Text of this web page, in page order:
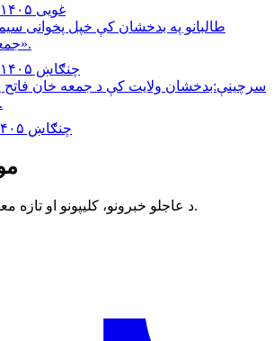
۲۱ غویی ۱۴۰۵، ۲۰:۰۴
طالبانو په بدخشان كې خپل پخوانى
«جمعه خان » نيولى.
۱۰ چنګاښ ۱۴۰۵، ۲۰:۲۴
سرچینې:بدخشان ولایت کې د جمعه خان فاتح
زیات شوي دي.
۶ چنګاښ ۱۴۰۵، ۲۱:۵۰
د عاجلو خبرونو، کلیپونو او تازه معلوماتو رسمي چینلونه.